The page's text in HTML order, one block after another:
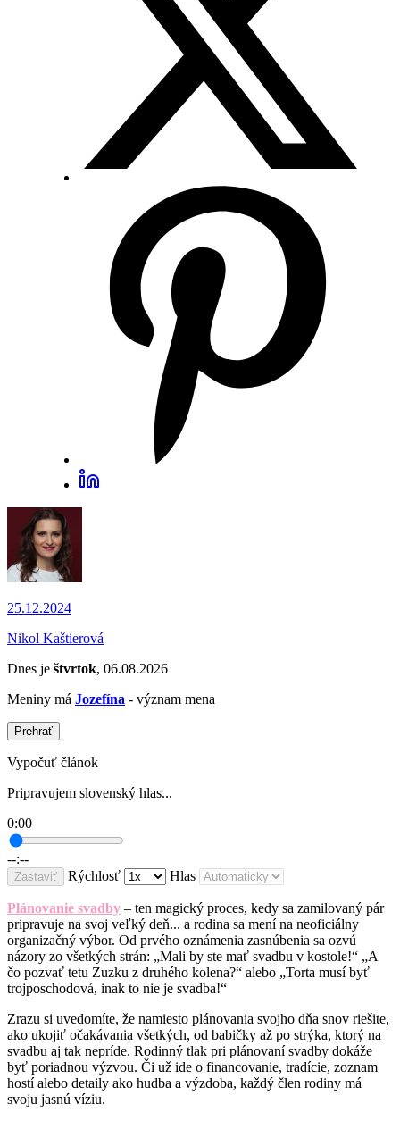
25.12.2024
Nikol Kaštierová
Dnes je štvrtok, 06.08.2026
Meniny má Jozefína - význam mena
Prehrať
Vypočuť článok
Pripravujem slovenský hlas...
0:00
--:--
Zastaviť Rýchlosť Hlas
Plánovanie svadby – ten magický proces, kedy sa zamilovaný pár
pripravuje na svoj veľký deň... a rodina sa mení na neoficiálny
organizačný výbor. Od prvého oznámenia zasnúbenia sa ozvú
názory zo všetkých strán: „Mali by ste mať svadbu v kostole!“ „A
čo pozvať tetu Zuzku z druhého kolena?“ alebo „Torta musí byť
trojposchodová, inak to nie je svadba!“
Zrazu si uvedomíte, že namiesto plánovania svojho dňa snov riešite,
ako ukojiť očakávania všetkých, od babičky až po strýka, ktorý na
svadbu aj tak nepríde. Rodinný tlak pri plánovaní svadby dokáže
byť poriadnou výzvou. Či už ide o financovanie, tradície, zoznam
hostí alebo detaily ako hudba a výzdoba, každý člen rodiny má
svoju jasnú víziu.